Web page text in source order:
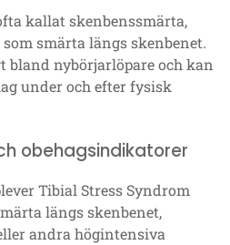
kallat skenbenssmärta,
smärta längs skenbenet.
nybörjarlöpare och kan
under och efter fysisk
obehagsindikatorer
Tibial Stress Syndrom
längs skenbenet,
andra högintensiva